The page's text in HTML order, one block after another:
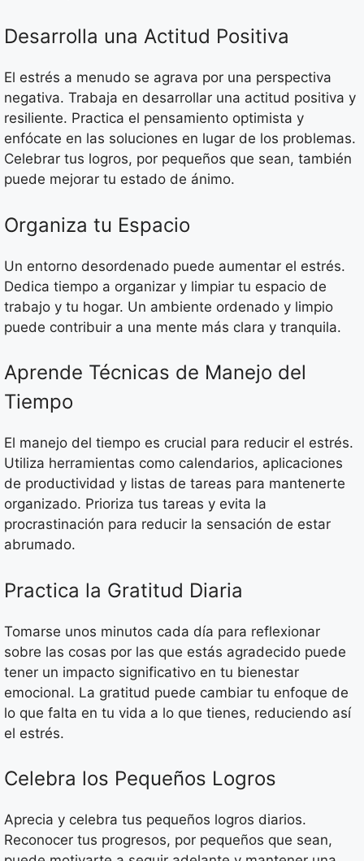
Desarrolla una Actitud Positiva
El estrés a menudo se agrava por una perspectiva
negativa. Trabaja en desarrollar una actitud positiva y
resiliente. Practica el pensamiento optimista y
enfócate en las soluciones en lugar de los problemas.
Celebrar tus logros, por pequeños que sean, también
puede mejorar tu estado de ánimo.
Organiza tu Espacio
Un entorno desordenado puede aumentar el estrés.
Dedica tiempo a organizar y limpiar tu espacio de
trabajo y tu hogar. Un ambiente ordenado y limpio
puede contribuir a una mente más clara y tranquila.
Aprende Técnicas de Manejo del
Tiempo
El manejo del tiempo es crucial para reducir el estrés.
Utiliza herramientas como calendarios, aplicaciones
de productividad y listas de tareas para mantenerte
organizado. Prioriza tus tareas y evita la
procrastinación para reducir la sensación de estar
abrumado.
Practica la Gratitud Diaria
Tomarse unos minutos cada día para reflexionar
sobre las cosas por las que estás agradecido puede
tener un impacto significativo en tu bienestar
emocional. La gratitud puede cambiar tu enfoque de
lo que falta en tu vida a lo que tienes, reduciendo así
el estrés.
Celebra los Pequeños Logros
Aprecia y celebra tus pequeños logros diarios.
Reconocer tus progresos, por pequeños que sean,